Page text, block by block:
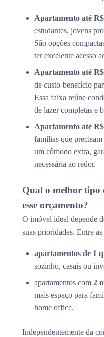
Apartamento até
estudantes, jovens
São opções
ter excelente acesso
Apartamento até
de custo-benefício
Essa faixa reúne
de lazer completas e
Apartamento até
famílias que
um cômodo extra,
necessária ao redor.
Qual o melhor tipo
esse orçamento?
O imóvel ideal depende
suas prioridades. Entre
apartamentos de 1
sozinho, casais ou
apartamentos com 2
mais espaço para
home office.
Independentemente da